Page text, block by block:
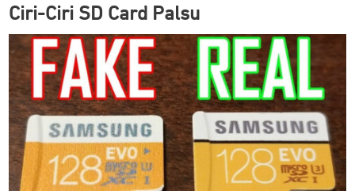
Ciri-Ciri SD Card Palsu